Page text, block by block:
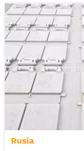
Rusia